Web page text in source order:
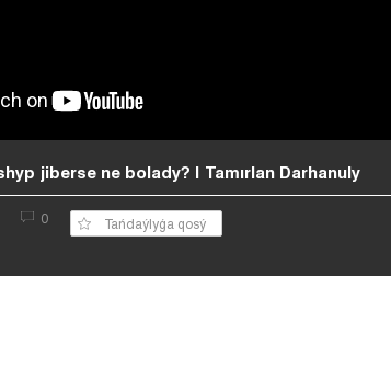
jiberse ne bolady? | Tamırlan Darhanuly
0 Tańdaýlyǵa qosý